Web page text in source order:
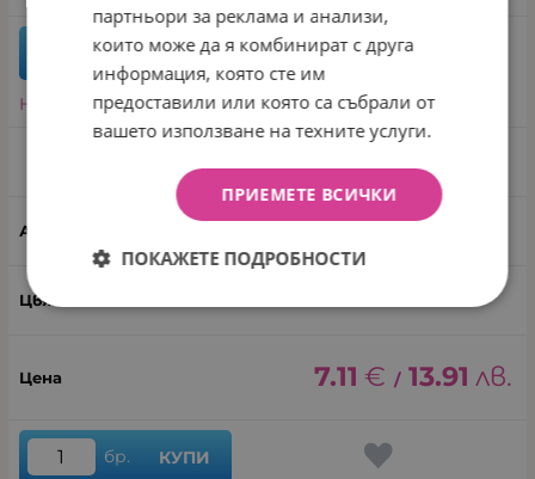
бр. КУПИ
Направи запитване
7.11 € / 13.91 лв.
бр. КУПИ
партньори за реклама и анализи,
които може да я комбинират с друга
информация, която сте им
предоставили или която са събрали от
вашето използване на техните услуги.
ПРИЕМЕТЕ ВСИЧКИ
ПОКАЖЕТЕ ПОДРОБНОСТИ